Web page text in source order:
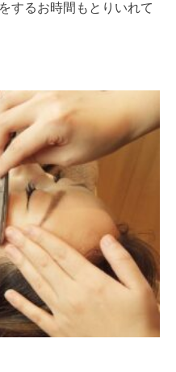
するお時間もとりいれて